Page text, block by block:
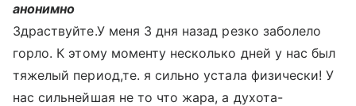
анонимно
Здраствуйте.У меня 3 дня назад резко заболело
горло. К этому моменту несколько дней у нас был
тяжелый период,те. я сильно устала физически! У
нас сильнейшая не то что жара, а духота-